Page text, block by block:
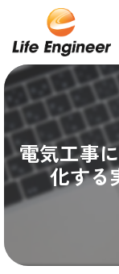
電気工事
化する